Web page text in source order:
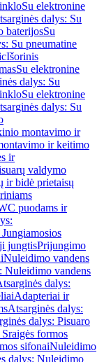
Su elektronine
dalys: Su
baterijosSu
Su pneumatine
Išorinis
Su elektronine
dalys: Su
Su elektronine
dalys: Su
montavimo ir
ir keitimo
ir
valdymo
ir bidė prietaisų
puodams ir
jungtisPrijungimo
Nuleidimo vandens
Nuleidimo vandens
dalys:
Adapteriai ir
Atsarginės dalys:
dalys: Pisuaro
formos
sifonaiNuleidimo
dalys: Nuleidimo